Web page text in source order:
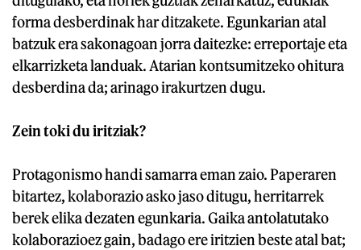
forma desberdinak har ditzakete. Egunkarian atal
batzuk era sakonagoan jorra daitezke: erreportaje eta
elkarrizketa landuak. Atarian kontsumitzeko ohitura
desberdina da; arinago irakurtzen dugu.
Zein toki du iritziak?
Protagonismo handi samarra eman zaio. Paperaren
bitartez, kolaborazio asko jaso ditugu, herritarrek
berek elika dezaten egunkaria. Gaika antolatutako
kolaborazioez gain, badago ere iritzien beste atal bat;